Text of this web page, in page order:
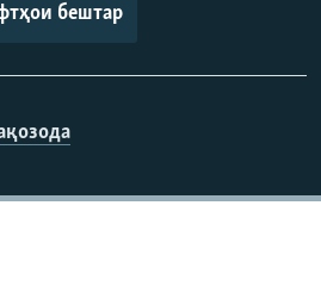
бештар